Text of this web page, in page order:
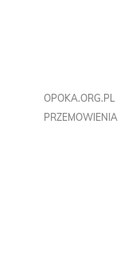
OPOKA.ORG.PL
PRZEMOWIENIA